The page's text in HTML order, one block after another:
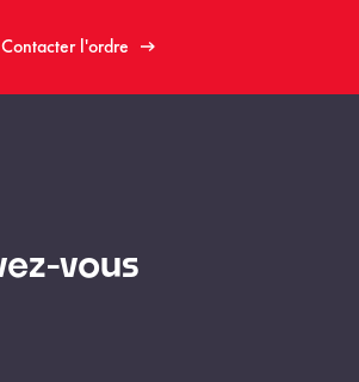
Contacter l'ordre
vous